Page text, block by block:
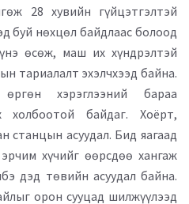
28 хувийн гүйцэтгэлтэй
буй нөхцөл байдлаас болоод
өсөж, маш их хүндрэлтэй
тариалалт эхэлчхээд байна.
хэрэглээний бараа
холбоотой байдаг. Хоёрт,
станцын асуудал. Бид яагаад
хүчийг өөрсдөө хангаж
дэд төвийн асуудал байна.
орон сууцад шилжүүлээд